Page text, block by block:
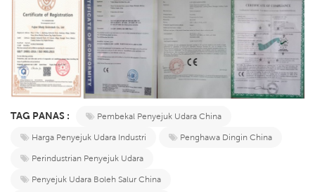
TAG PANAS :
Pembekal Penyejuk Udara China
Harga Penyejuk Udara Industri
Penghawa Dingin China
Perindustrian Penyejuk Udara
Penyejuk Udara Boleh Salur China